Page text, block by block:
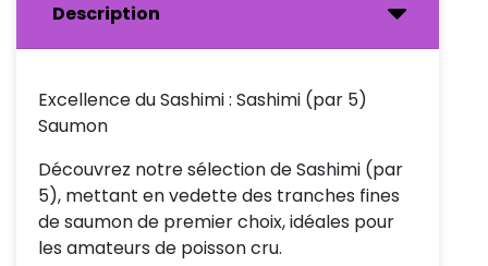
Description
Excellence du Sashimi : Sashimi (par 5)
Saumon
Découvrez notre sélection de Sashimi (par
5), mettant en vedette des tranches fines
de saumon de premier choix, idéales pour
les amateurs de poisson cru.